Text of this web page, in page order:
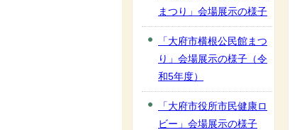
まつり」会場展示の様子
「大府市横根公民館まつ
り」会場展示の様子（令
和5年度）
「大府市役所市民健康ロ
ビー」会場展示の様子